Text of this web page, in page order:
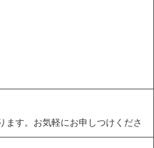
ます。お気軽にお申しつけくださ